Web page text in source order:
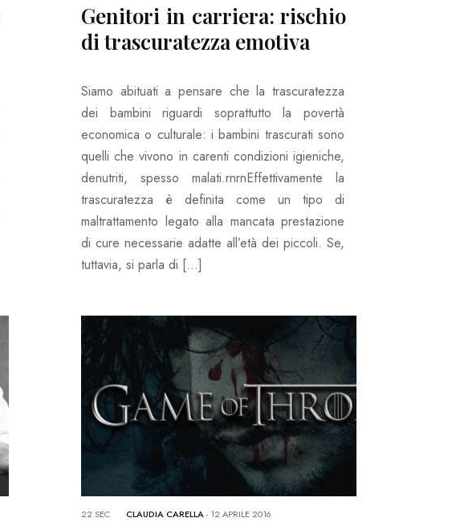
Genitori in carriera: rischio
di trascuratezza emotiva
Siamo abituati a pensare che la trascuratezza
dei bambini riguardi soprattutto la povertà
economica o culturale: i bambini trascurati sono
quelli che vivono in carenti condizioni igieniche,
denutriti, spesso malati.rnrnEffettivamente la
trascuratezza è definita come un tipo di
maltrattamento legato alla mancata prestazione
di cure necessarie adatte all’età dei piccoli. Se,
tuttavia, si parla di […]
CLAUDIA CARELLA-12 APRILE 2016
22 SEC